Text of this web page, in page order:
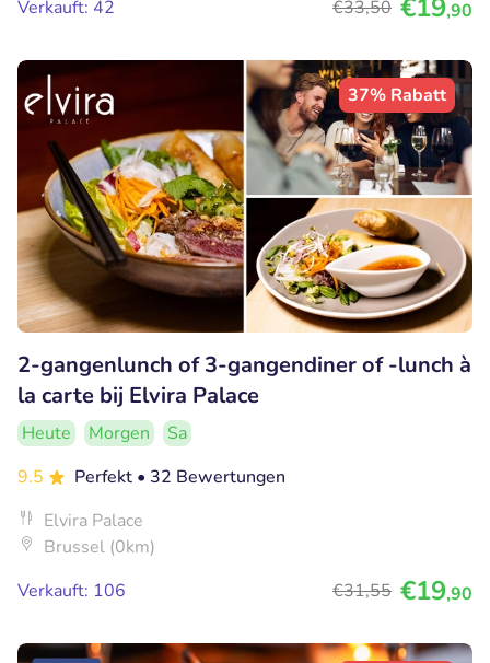
Verkauft: 42 €33,50 €19,90
37% Rabatt
2-gangenlunch of 3-gangendiner of -lunch à
la carte bij Elvira Palace
Heute Morgen
Sa
9.5
Perfekt • 32 Bewertungen
Elvira Palace
Brussel (0km)
Verkauft: 106
€31,55 €19,90